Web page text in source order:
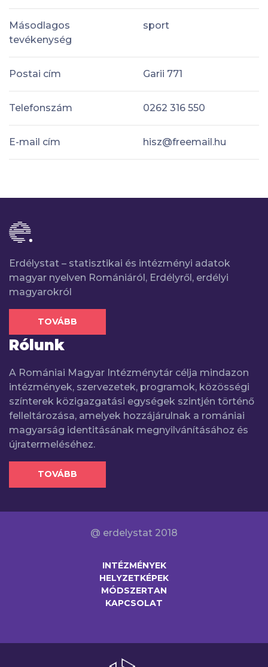
Másodlagos
tevékenység
sport
Postai cím Garii 771
Telefonszám 0262 316 550
E-mail cím hisz@freemail.hu
Erdélystat – statisztikai és intézményi adatok
magyar nyelven Romániáról, Erdélyről, erdélyi
magyarokról
TOVÁBB
Rólunk
A Romániai Magyar Intézménytár célja mindazon
intézmények, szervezetek, programok, közösségi
színterek közigazgatási egységek szintjén történő
felleltározása, amelyek hozzájárulnak a romániai
magyarság identitásának megnyilvánításához és
újratermeléséhez.
TOVÁBB
@ erdelystat 2018
INTÉZMÉNYEK
HELYZETKÉPEK
MÓDSZERTAN
KAPCSOLAT